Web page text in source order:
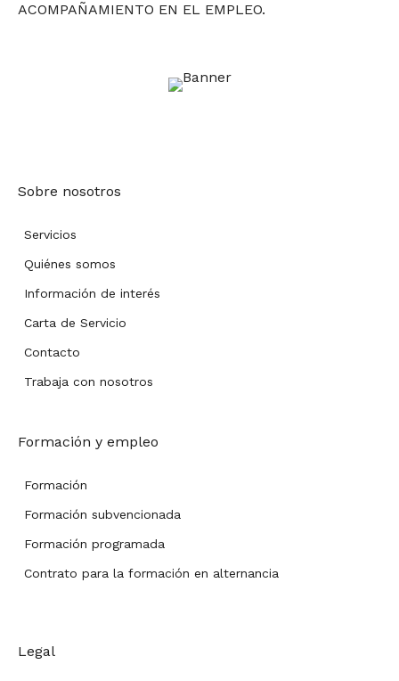
ACOMPAÑAMIENTO EN EL EMPLEO.
Sobre nosotros
Servicios
Quiénes somos
Información de interés
Carta de Servicio
Contacto
Trabaja con nosotros
Formación y empleo
Formación
Formación subvencionada
Formación programada
Contrato para la formación en alternancia
Legal